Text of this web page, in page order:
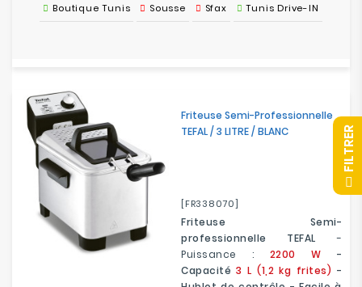
Boutique Tunis Sousse Sfax Tunis Drive-IN
Friteuse Semi-Professionnelle
TEFAL / 3 LITRE / BLANC
[FR338070]
Friteuse Semi-
professionnelle TEFAL -
Puissance : 2200 W -
Capacité3 L (1,2 kg frites) -
R